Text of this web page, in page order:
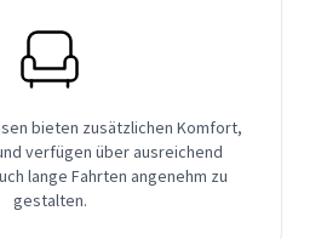
bieten zusätzlichen Komfort,
verfügen über ausreichend
lange Fahrten angenehm zu
gestalten.